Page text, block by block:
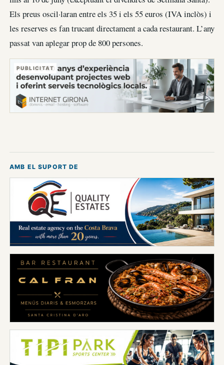
Els preus oscil·laran entre els 35 i els 55 euros (IVA inclòs) i
les reserves es fan trucant directament a cada restaurant. L’any
passat van aplegar prop de 800 persones.
PUBLICITAT
AMB EL SUPORT DE